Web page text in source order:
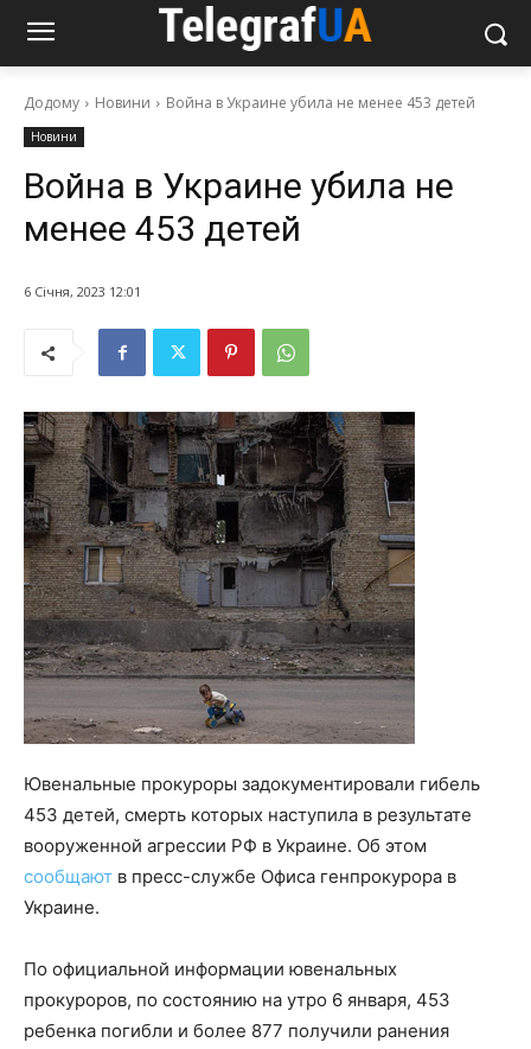
Додому Новини Война в Украине убила не менее 453 детей
Новини
Война в Украине убила не
менее 453 детей
6 Січня, 2023 12:01
Ювенальные прокуроры задокументировали гибель
453 детей, смерть которых наступила в результате
вооруженной агрессии РФ в Украине. Об этом
сообщают в пресс-службе Офиса генпрокурора в
Украине.
По официальной информации ювенальных
прокуроров, по состоянию на утро 6 января, 453
ребенка погибли и более 877 получили ранения